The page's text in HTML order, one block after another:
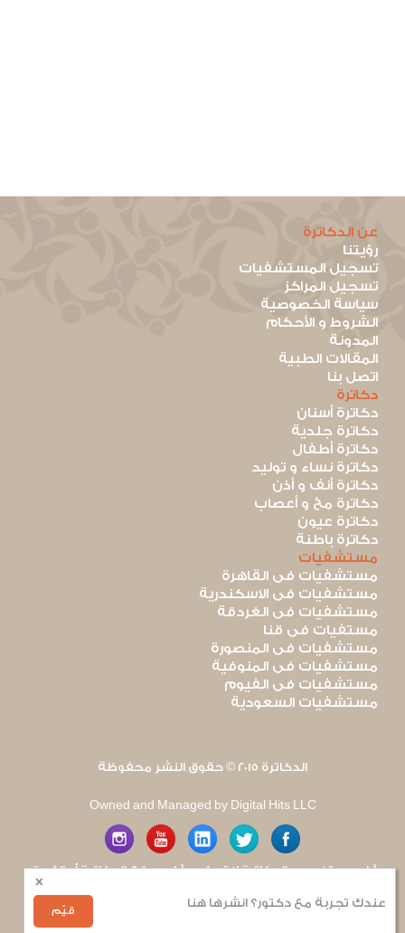
×
قيّم
عندك تجربة مع دكتور؟ انشرها هنا
عن الدكاترة
رؤيتنا
تسجيل المستشفيات
تسجيل المراكز
سياسة الخصوصية
الشروط و الأحكام
المدونة
المقالات الطبية
اتصل بنا
دكاترة
دكاترة أسنان
دكاترة جلدية
دكاترة أطفال
دكاترة نساء و توليد
دكاترة أنف و أذن
دكاترة مخ و أعصاب
دكاترة عيون
دكاترة باطنة
مستشفيات
مستشفيات فى القاهرة
مستشفيات فى الاسكندرية
مستشفيات فى الغردقة
مستفيات فى قنا
مستشفيات فى المنصورة
مستشفيات فى المنوفية
مستشفيات فى الفيوم
مستشفيات السعودية
الدكاترة 2015 © حقوق النشر محفوظة
Owned and Managed by Digital Hits LLC
آراء مستخدمى الدكاترة لا تعكس آراء موقع الدكاترة أو الفريق
العامل به. يتم بذل قصارى الجهد لضمان منع نشر أى اساءة أو
هجوم شخصى.للإبلاغ عن أى إساءة